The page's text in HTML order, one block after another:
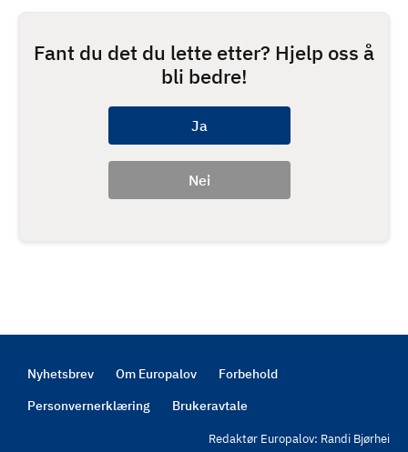
Fant du det du lette etter? Hjelp oss å
bli bedre!
Footer
Nyhetsbrev Om Europalov
Forbehold
Personvernerklæring
Brukeravtale
Redaktør Europalov: Randi Bjørhei